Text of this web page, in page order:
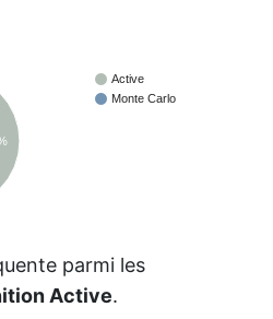
Active
Monte Carlo
parmi les
Active.